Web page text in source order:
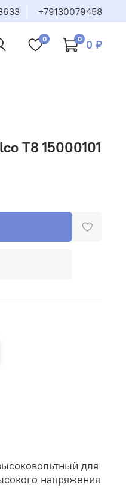
+79130079458
0 0 0 ₽
T8 15000101
для
напряжения